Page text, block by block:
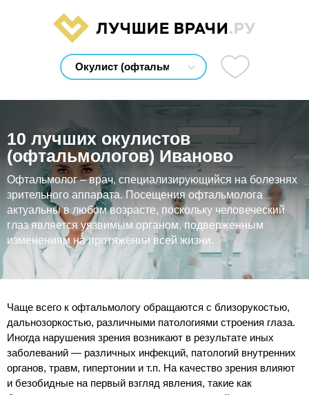
ЛУЧШИЕ ВРАЧИ.РУ
10 лучших окулистов
(офтальмологов) Иваново
Офтальмолог – врач, специализирующийся на болезнях
зрительного аппарата. Посещения офтальмолога
актуальны в любом возрасте, поскольку человеческий
глаз является уязвимым органом, подверженным
изменениям на протяжении всей жизни.
Чаще всего к офтальмологу обращаются с близорукостью,
дальнозоркостью, различными патологиями строения глаза.
Иногда нарушения зрения возникают в результате иных
заболеваний — различных инфекций, патологий внутренних
органов, травм, гипертонии и т.п. На качество зрения влияют
и безобидные на первый взгляд явления, такие как